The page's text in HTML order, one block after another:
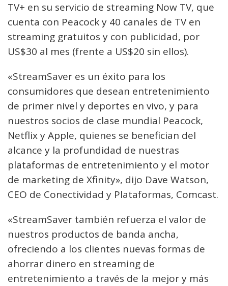
TV+ en su servicio de streaming Now TV, que
cuenta con Peacock y 40 canales de TV en
streaming gratuitos y con publicidad, por
US$30 al mes (frente a US$20 sin ellos).
«StreamSaver es un éxito para los
consumidores que desean entretenimiento
de primer nivel y deportes en vivo, y para
nuestros socios de clase mundial Peacock,
Netflix y Apple, quienes se benefician del
alcance y la profundidad de nuestras
plataformas de entretenimiento y el motor
de marketing de Xfinity», dijo Dave Watson,
CEO de Conectividad y Plataformas, Comcast.
«StreamSaver también refuerza el valor de
nuestros productos de banda ancha,
ofreciendo a los clientes nuevas formas de
ahorrar dinero en streaming de
entretenimiento a través de la mejor y más